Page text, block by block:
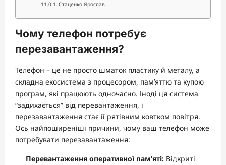
Стаценко Ярослав
Чому телефон потребує
перезавантаження?
Телефон – це не просто шматок пластику й металу, а
складна екосистема з процесором, пам’яттю та купою
програм, які працюють одночасно. Іноді ця система
“задихається” від перевантаження, і
перезавантаження стає її рятівним ковтком повітря.
Ось найпоширеніші причини, чому ваш телефон може
потребувати перезавантаження:
Перевантаження оперативної пам’яті: Відкриті